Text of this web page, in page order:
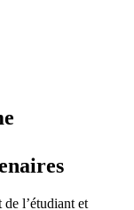
l’étudiant et